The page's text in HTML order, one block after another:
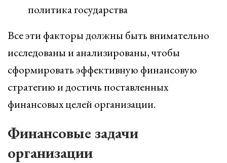
политика государства
Все эти факторы должны быть внимательно
исследованы и анализированы, чтобы
сформировать эффективную финансовую
стратегию и достичь поставленных
финансовых целей организации.
Финансовые задачи
организации